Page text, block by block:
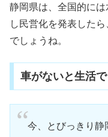
静岡県は、全国的に
し民営化を発表した
でしょうね。
車がないと生活
今、とびっきり静